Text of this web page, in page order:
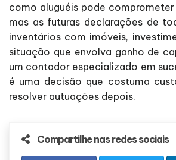
como aluguéis pode
mas as futuras declarações de
inventários com imóveis,
situação que envolva ganho de
um contador especializado em
é uma decisão que costuma
resolver autuações depois.
Compartilhe nas redes sociais